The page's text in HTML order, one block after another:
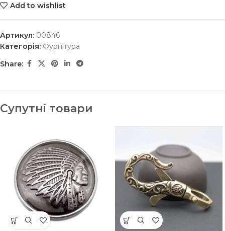
Add to wishlist
Артикул: 00846
Категорія: Фурнітура
Share:
Супутні товари